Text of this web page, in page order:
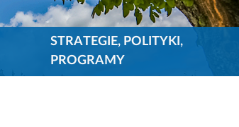
STRATEGIE, POLITYKI,
PROGRAMY